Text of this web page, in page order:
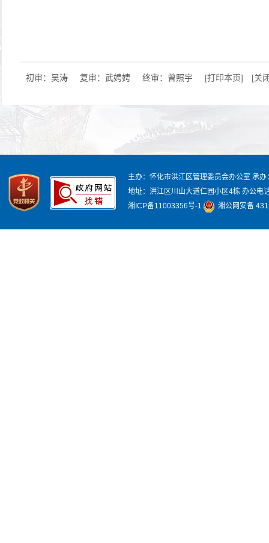
初审：吴涛 复审：武娉娉 终审：曾照宇 [打印本页] [关
主办：怀化市洪江区管理委员会办公室 承办
地址：洪江区川山大道仁园小区4栋 办公电
湘ICP备11003356号-1
湘公网安备